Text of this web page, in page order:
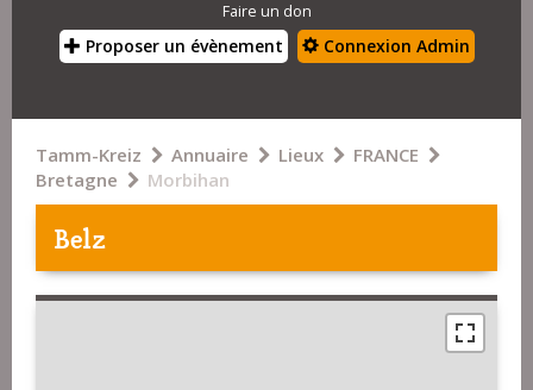
Faire un don
Proposer un évènement Connexion Admin
Tamm-Kreiz Annuaire Lieux
FRANCE
Bretagne
Morbihan
Belz